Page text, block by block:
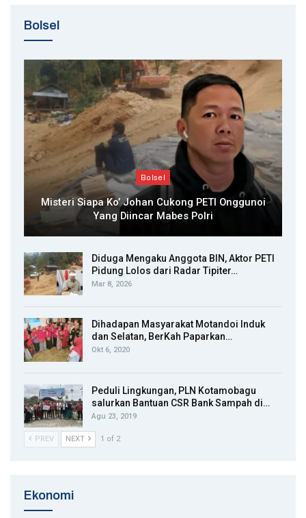
Bolsel
Bolsel
Misteri Siapa Ko’ Johan Cukong PETI Onggunoi
Yang Diincar Mabes Polri
Diduga Mengaku Anggota BIN, Aktor PETI
Pidung Lolos dari Radar Tipiter…
Mar 8, 2026
Dihadapan Masyarakat Motandoi Induk
dan Selatan, BerKah Paparkan…
Okt 6, 2020
Peduli Lingkungan, PLN Kotamobagu
salurkan Bantuan CSR Bank Sampah di…
Agu 23, 2019
PREV NEXT 1 of 2
Ekonomi